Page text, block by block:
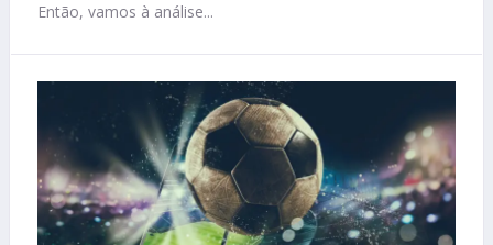
Então, vamos à análise...